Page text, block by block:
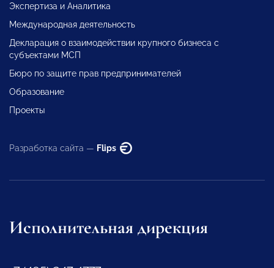
Экспертиза и Аналитика
Международная деятельность
Декларация о взаимодействии крупного бизнеса с
субъектами МСП
Бюро по защите прав предпринимателей
Образование
Проекты
Разработка сайта — Flips
Исполнительная дирекция